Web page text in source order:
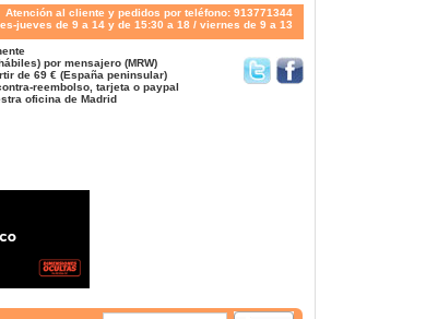
Atención al cliente y pedidos por teléfono: 913771344
jueves de 9 a 14 y de 15:30 a 18 / viernes de 9 a 13
por mensajero (MRW)
de 69 € (España peninsular)
reembolso, tarjeta o paypal
oficina de Madrid